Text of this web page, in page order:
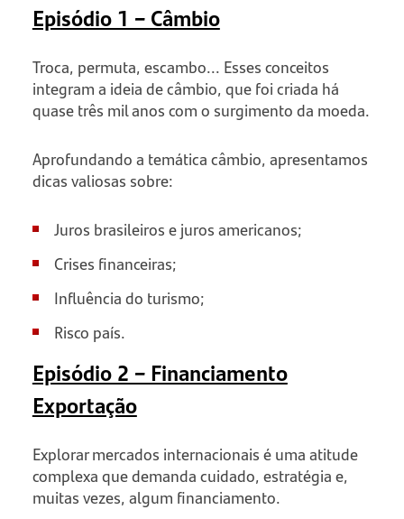
Episódio 1 – Câmbio
Troca, permuta, escambo... Esses conceitos
integram a ideia de câmbio, que foi criada há
quase três mil anos com o surgimento da moeda.
Aprofundando a temática câmbio, apresentamos
dicas valiosas sobre:
Juros brasileiros e juros americanos;
Crises financeiras;
Influência do turismo;
Risco país.
Episódio 2 – Financiamento
Exportação
Explorar mercados internacionais é uma atitude
complexa que demanda cuidado, estratégia e,
muitas vezes, algum financiamento.